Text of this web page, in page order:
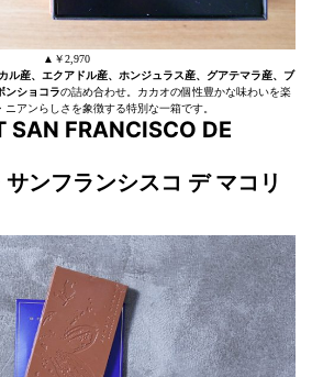
▲￥2,970
ル産、エクアドル産、ホンジュラス産、グアテマラ産、ブ
ンショコラの詰め合わせ。カカオの個性豊かな味わいを楽
ニアンらしさを象徴する特別な一箱です。
SAN FRANCISCO DE
サンフランシスコ デ マコリ